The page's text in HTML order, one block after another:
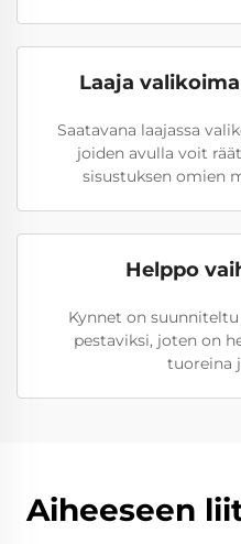
Laaja
Saatavana laajassa
joiden avulla voit
sisustuksen omien
Helppo
Kynnet on
pestaviksi, joten on
tuoreina
Aiheeseen